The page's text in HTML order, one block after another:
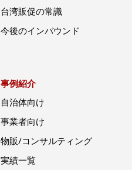
台湾販促の常識
今後のインバウンド
事例紹介
自治体向け
事業者向け
物販/コンサルティング
実績一覧